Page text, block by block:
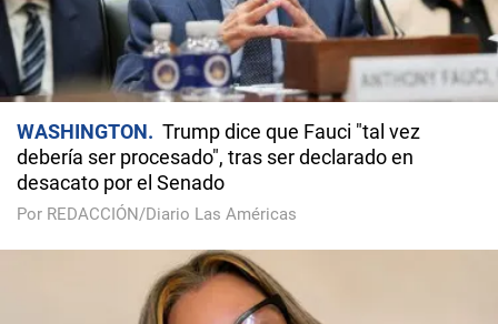
WASHINGTON
Trump dice que Fauci "tal vez
debería ser procesado", tras ser declarado en
desacato por el Senado
Por REDACCIÓN/Diario Las Américas